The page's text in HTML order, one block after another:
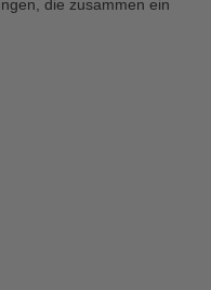
die zusammen ein